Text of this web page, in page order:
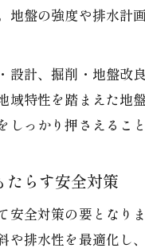
地盤の強度や排水計
設計、掘削・地盤改
域特性を踏まえた地
っかり押さえるこ
たらす安全対策
安全対策の要とな
や排水性を最適化し